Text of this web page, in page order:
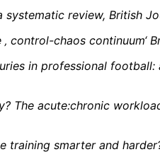
review, British
control-chaos continuum‘
in professional
The acute:chronic
smarter and